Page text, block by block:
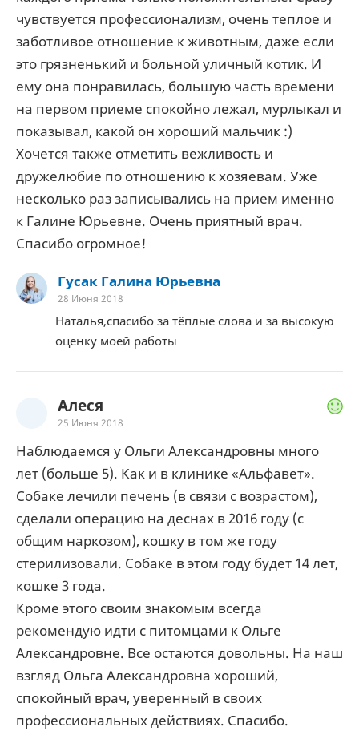
чувствуется профессионализм, очень теплое и
заботливое отношение к животным, даже если
это грязненький и больной уличный котик. И
ему она понравилась, большую часть времени
на первом приеме спокойно лежал, мурлыкал и
показывал, какой он хороший мальчик :)
Хочется также отметить вежливость и
дружелюбие по отношению к хозяевам. Уже
несколько раз записывались на прием именно
к Галине Юрьевне. Очень приятный врач.
Спасибо огромное!
Гусак Галина Юрьевна
28 Июня 2018
Наталья,спасибо за тёплые слова и за высокую
оценку моей работы
Алеся
25 Июня 2018
Наблюдаемся у Ольги Александровны много
лет (больше 5). Как и в клинике «Альфавет».
Собаке лечили печень (в связи с возрастом),
сделали операцию на деснах в 2016 году (с
общим наркозом), кошку в том же году
стерилизовали. Собаке в этом году будет 14 лет,
кошке 3 года.
Кроме этого своим знакомым всегда
рекомендую идти с питомцами к Ольге
Александровне. Все остаются довольны. На наш
взгляд Ольга Александровна хороший,
спокойный врач, уверенный в своих
профессиональных действиях. Спасибо.